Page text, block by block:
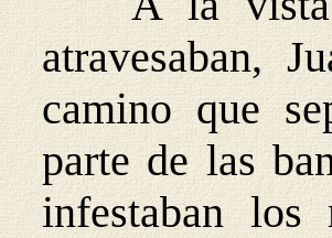
atravesaban,
camino que
parte de las
infestaban